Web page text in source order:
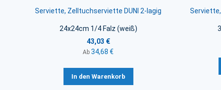
Serviette, Zelltuchserviette DUNI 2-lagig
24x24cm 1/4 Falz (weiß)
43,03 €
Ab 34,68 €
In den Warenkorb